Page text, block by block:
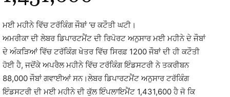
ਮਈ ਮਹੀਨੇ ਵਿੱਚ ਟਰੱਕਿੰਗ ਜੌਬਾਂ ‘ਚ ਕਟੌਤੀ ਘਟੀ।
ਅਮਰੀਕਾ ਦੀ ਲੇਬਰ ਡਿਪਾਰਟਮੈਂਟ ਦੀ ਰਿਪੋਰਟ ਅਨੁਸਾਰ ਮਈ ਮਹੀਨੇ ਦੇ ਜੌਬਾਂ
ਦੇ ਅੰਕੜਿਆਂ ਵਿੱਚ ਟਰੱਕਿੰਗ ਖੇਤਰ ਵਿੱਚ ਸਿਰਫ਼ 1200 ਜੌਬਾਂ ਦੀ ਹੀ ਕਟੌਤੀ
ਹੋਈ ਹੈ, ਜਦੋਂਕੇ ਅਪਰੈਲ ਮਹੀਨੇ ਵਿੱਚ ਟਰੱਕਿੰਗ ਇੰਡਸਟਰੀ ਨੇ ਤਕਰੀਬਨ
88,000 ਜੌਬਾਂ ਗਵਾਈਆਂ ਸਨ।ਲੇਬਰ ਡਿਪਾਰਟਮੈਂਟ ਅਨੁਸਾਰ ਟਰੱਕਿੰਗ
ਇੰਡਸਟਰੀ ਦੀ ਮਈ ਮਹੀਨੇ ਦੀ ਕੁੱਲ ਇੰਪਲਾਇਮੈਂਟ 1,431,600 ਹੈ ਜੋ ਕਿ